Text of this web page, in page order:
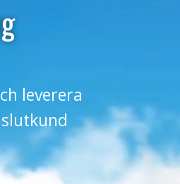
leverera